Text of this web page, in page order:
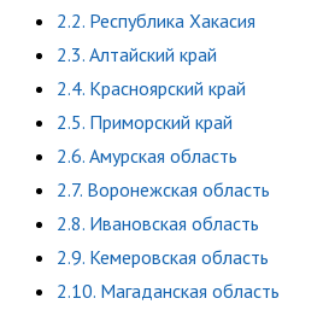
2.2. Республика Хакасия
2.3. Алтайский край
2.4. Красноярский край
2.5. Приморский край
2.6. Амурская область
2.7. Воронежская область
2.8. Ивановская область
2.9. Кемеровская область
2.10. Магаданская область